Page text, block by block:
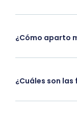
¿Cómo aparto
¿Cuáles son